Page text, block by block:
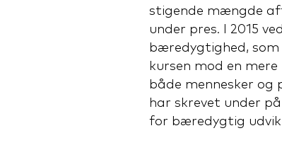
stigende mængde
under pres. I 2015
bæredygtighed,
kursen mod en
både mennesker og
har skrevet under
for bæredygtig